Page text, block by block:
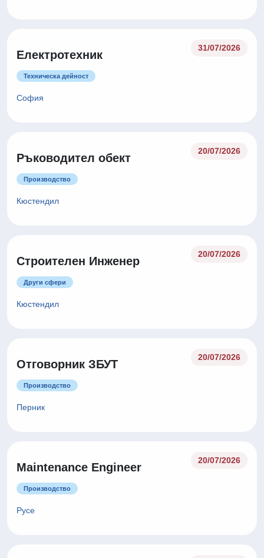
Електротехник
31/07/2026
Техническа дейност
София
Ръководител обект
20/07/2026
Производство
Кюстендил
Строителен Инженер
20/07/2026
Други сфери
Кюстендил
Отговорник ЗБУТ
20/07/2026
Производство
Перник
Maintenance Engineer
20/07/2026
Производство
Русе